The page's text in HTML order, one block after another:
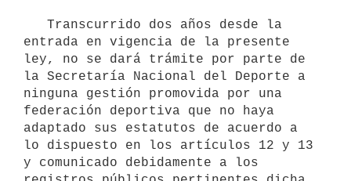
entrada en vigencia de la presente
ley, no se dará trámite por parte de
la Secretaría Nacional del Deporte a
ninguna gestión promovida por una
federación deportiva que no haya
adaptado sus estatutos de acuerdo a
lo dispuesto en los artículos 12 y 13
y comunicado debidamente a los